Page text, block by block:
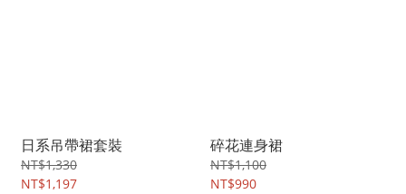
日系吊帶裙套裝
NT$1,330
NT$1,197
碎花連身裙
NT$1,100
NT$990